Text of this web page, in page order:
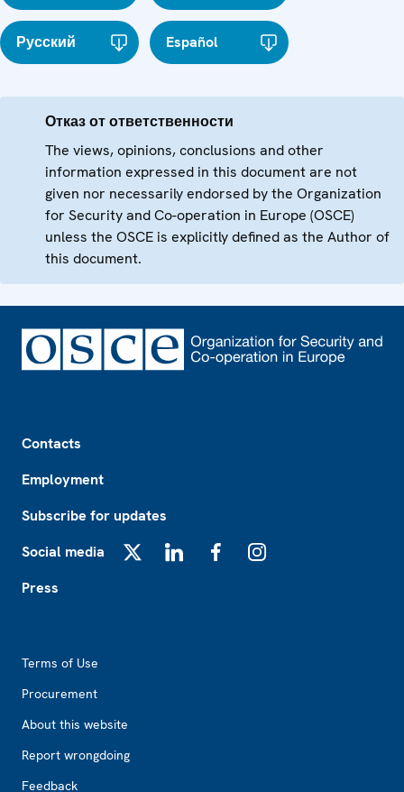
Русский Español
Отказ от ответственности
The views, opinions, conclusions and other
information expressed in this document are not
given nor necessarily endorsed by the Organization
for Security and Co-operation in Europe (OSCE)
unless the OSCE is explicitly defined as the Author of
this document.
Contacts
Employment
Subscribe for updates
Social media
Press
Terms of Use
Procurement
About this website
Report wrongdoing
Feedback